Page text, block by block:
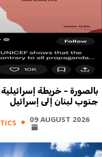
بالصورة - خريطة
جنوب لبنان إلى إسرائيل
09 AUGUST 2026